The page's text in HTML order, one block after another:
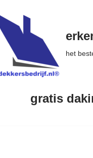
het
gratis